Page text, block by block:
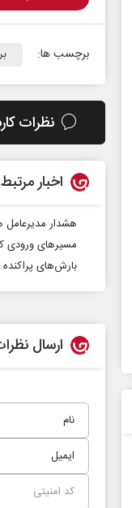
برچسب ها:
نظرات
اخبار مرتبط
هشدار
مسیرهای ورودی
بارش‌های
ارسال